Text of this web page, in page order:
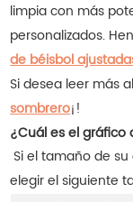
limpia con más
personalizados.
de béisbol
Si desea leer más
sombrero¡!
¿Cuál es el
Si el tamaño de
elegir el siguiente